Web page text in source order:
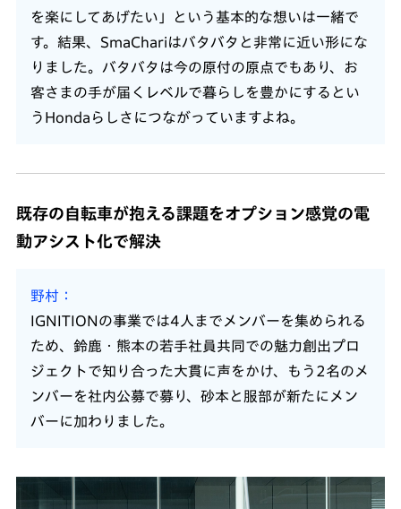
を楽にしてあげたい」という基本的な想いは一緒で
す。結果、SmaChariはバタバタと非常に近い形にな
りました。バタバタは今の原付の原点でもあり、お
客さまの手が届くレベルで暮らしを豊かにするとい
うHondaらしさにつながっていますよね。
既存の自転車が抱える課題をオプション感覚の電
動アシスト化で解決
野村
IGNITIONの事業では4人までメンバーを集められる
ため、鈴鹿・熊本の若手社員共同での魅力創出プロ
ジェクトで知り合った大貫に声をかけ、もう2名のメ
ンバーを社内公募で募り、砂本と服部が新たにメン
バーに加わりました。